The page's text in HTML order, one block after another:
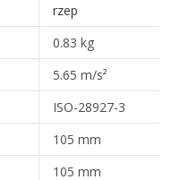
rzep
0.83 kg
5.65 m/s²
ISO-28927-3
105 mm
105 mm